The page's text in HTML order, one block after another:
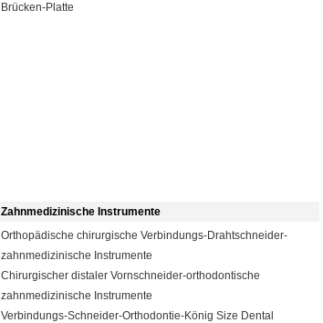
Brücken-Platte
Zahnmedizinische Instrumente
Orthopädische chirurgische Verbindungs-Drahtschneider-
zahnmedizinische Instrumente
Chirurgischer distaler Vornschneider-orthodontische
zahnmedizinische Instrumente
Verbindungs-Schneider-Orthodontie-König Size Dental